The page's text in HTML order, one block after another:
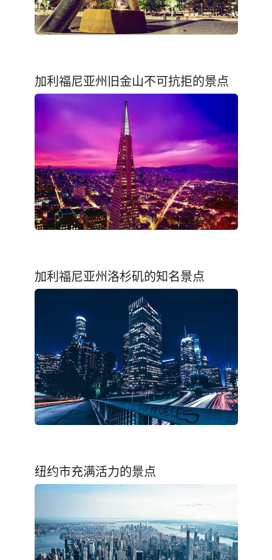
加利福尼亚州旧金山不可抗拒的景点
加利福尼亚州洛杉矶的知名景点
纽约市充满活力的景点